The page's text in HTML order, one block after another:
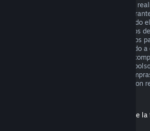
Steam ofrecerá reembolsos para compras
cualquier juego desarrollado por Valve
horas tras su adquisición, siempre y cuando
consumido, modificado o transferido. Otros
tendrán la opción de activar los reembolsos
adquiridos dentro de sus juegos de acuerdo
Steam te informará en el momento de la
desarrollador ha optado por ofrecer
que vas a adquirir. De lo contrario, las
de juegos no desarrollados por Valve no son
Reembolsos de títulos comprados antes de